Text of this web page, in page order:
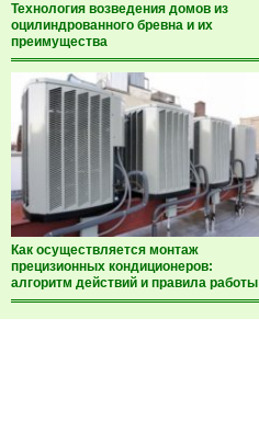
Технология возведения домов из
оцилиндрованного бревна и их
преимущества
Как осуществляется монтаж
прецизионных кондиционеров:
алгоритм действий и правила работы